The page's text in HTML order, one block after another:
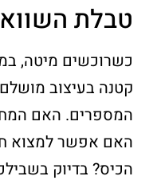
טבלת
כשרוכשים מיטה,
קטנה בעיצוב
המספרים. האם
האם אפשר למצוא
הכיס? בדיוק